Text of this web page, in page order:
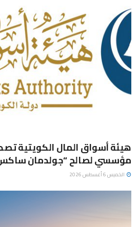
هيئة أسواق المال الكويتية
مؤسسي لصالح “جولدمان
الخميس 6 أغسطس 2026